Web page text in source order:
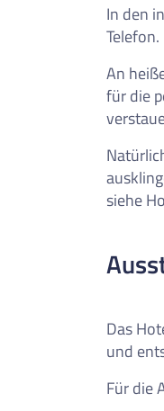
Keine
In den
Telefon.
An
für die
siehe
Das
und
Für die